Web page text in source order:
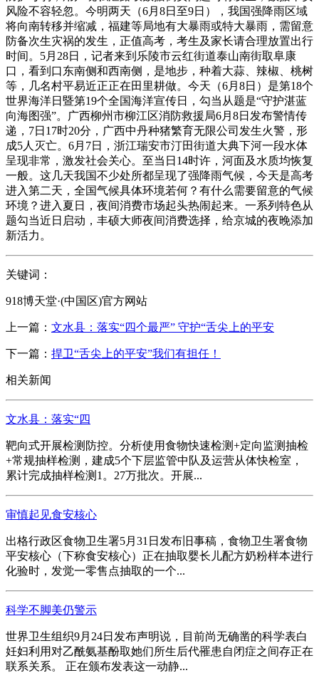
风险不容轻忽。今明两天（6月8日至9日），我国强降雨区域
将向南转移并缩减，福建等局地有大暴雨或特大暴雨，需留意
防备次生灾祸的发生，正值高考，考生及家长请合理放置出行
时间。5月28日，记者来到乐陵市云红街道泰山南街取阜康
口，看到口东南侧和西南侧，是地步，种着大蒜、辣椒、桃树
等，几名村平易近正正在田里耕做。今天（6月8日）是第18个
世界海洋日暨第19个全国海洋宣传日，勾当从题是“守护湛蓝
向海图强”。广西柳州市柳江区消防救援局6月8日发布警情传
递，7日17时20分，广西中丹种猪繁育无限公司发生火警，形
成5人灭亡。6月7日，浙江瑞安市汀田街道大典下河一段水体
呈现非常，激发社会关心。至当日14时许，河面及水质均恢复
一般。这几天我国不少处所都呈现了强降雨气候，今天是高考
进入第二天，全国气候具体环境若何？有什么需要留意的气候
环境？进入夏日，夜间消费市场起头热闹起来。一系列特色从
题勾当近日启动，丰硕大师夜间消费选择，给京城的夜晚添加
新活力。
关键词：
918博天堂·(中国区)官方网站
上一篇： 文水县：落实“四个最严” 守护“舌尖上的平安
下一篇： 捍卫“舌尖上的平安”我们有担任！
相关新闻
文水县：落实“四
靶向式开展检测防控。分析使用食物快速检测+定向监测抽检
+常规抽样检测，建成5个下层监管中队及运营从体快检室，
累计完成抽样检测1。27万批次。开展...
审慎起见食安核心
出格行政区食物卫生署5月31日发布旧事稿，食物卫生署食物
平安核心（下称食安核心）正在抽取婴长儿配方奶粉样本进行
化验时，发觉一零售点抽取的一个...
科学不脚美仍警示
世界卫生组织9月24日发布声明说，目前尚无确凿的科学表白
妊妇利用对乙酰氨基酚取她们所生后代罹患自闭症之间存正在
联系关系。 正在颁布发表这一动静...